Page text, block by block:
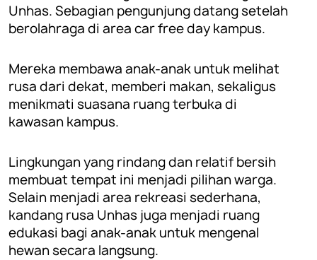
Unhas. Sebagian pengunjung datang setelah
berolahraga di area car free day kampus.
Mereka membawa anak-anak untuk melihat
rusa dari dekat, memberi makan, sekaligus
menikmati suasana ruang terbuka di
kawasan kampus.
Lingkungan yang rindang dan relatif bersih
membuat tempat ini menjadi pilihan warga.
Selain menjadi area rekreasi sederhana,
kandang rusa Unhas juga menjadi ruang
edukasi bagi anak-anak untuk mengenal
hewan secara langsung.